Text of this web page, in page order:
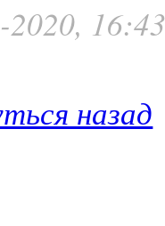
2020, 16:43
назад